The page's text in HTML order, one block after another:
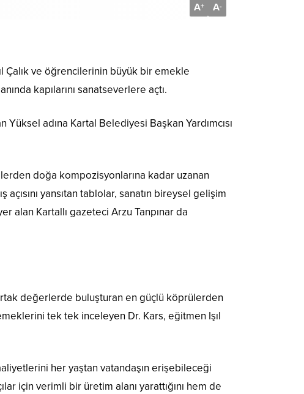
A+ A-
Çalık ve öğrencilerinin büyük bir emekle
kapılarını sanatseverlere açtı.
adına Kartal Belediyesi Başkan Yardımcısı
doğa kompozisyonlarına kadar uzanan
yansıtan tablolar, sanatın bireysel gelişim
Kartallı gazeteci Arzu Tanpınar da
ortak değerlerde buluşturan en güçlü köprülerden
tek tek inceleyen Dr. Kars, eğitmen Işıl
her yaştan vatandaşın erişebileceği
için verimli bir üretim alanı yarattığını hem de